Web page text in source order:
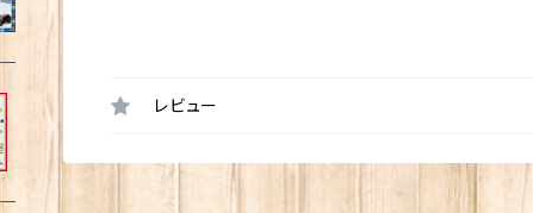
レビュー